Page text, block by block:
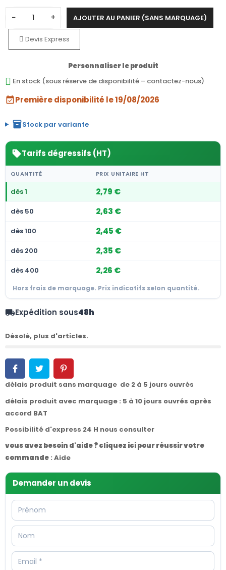
− + AJOUTER AU PANIER (SANS MARQUAGE)
Devis Express
Personnaliser le produit
En stock (sous réserve de disponibilité – contactez-nous)
event_availablePremière disponibilité le 19/08/2026
inventory_2Stock par variante
sellTarifs dégressifs (HT)
QUANTITÉ PRIX UNITAIRE HT
dès 1 2,79 €
dès 50 2,63 €
dès 100 2,45 €
dès 200 2,35 €
dès 400 2,26 €
Hors frais de marquage. Prix indicatifs selon quantité.
local_shippingExpédition sous48h
Désolé, plus d'articles.
délais produit sans marquage de 2 à 5 jours ouvrés
délais produit avec marquage : 5 à 10 jours ouvrés après
accord BAT
Possibilité d'express 24 H nous consulter
vous avez besoin d'aide ? cliquez ici pour réussir votre
commande : Aide
Demander un devis